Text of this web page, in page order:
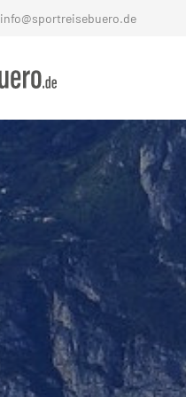
info@sportreisebuero.de